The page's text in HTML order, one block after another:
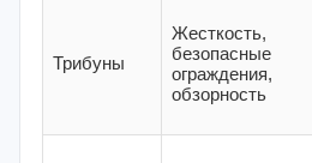
Трибуны
Жесткость,
безопасные
ограждения,
обзорность